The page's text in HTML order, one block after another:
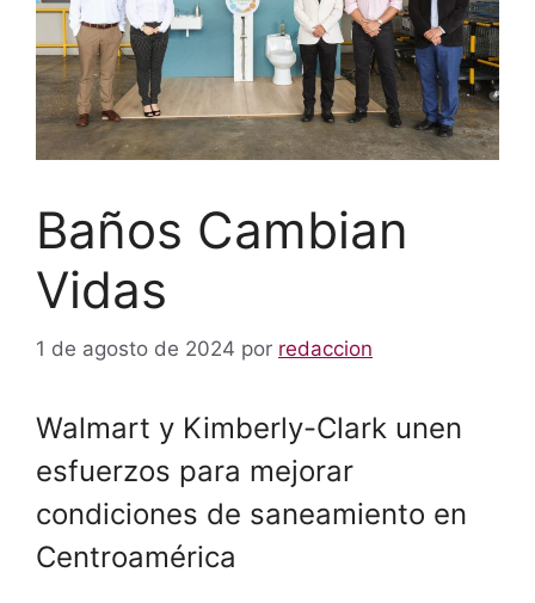
Baños Cambian
Vidas
1 de agosto de 2024 por redaccion
Walmart y Kimberly-Clark unen
esfuerzos para mejorar
condiciones de saneamiento en
Centroamérica